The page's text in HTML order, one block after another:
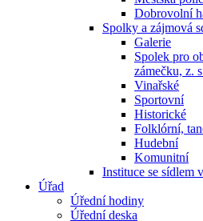
Dobrovolní
Spolky a zájmová
Galerie
Spolek pro
zámečku, z.
Vinařské
Sportovní
Historické
Folklórní,
Hudební
Komunitní
Instituce se sídlem
Úřad
Úřední hodiny
Úřední deska